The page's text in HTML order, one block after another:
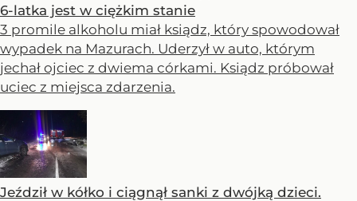
6-latka jest w ciężkim stanie
3 promile alkoholu miał ksiądz, który spowodował
wypadek na Mazurach. Uderzył w auto, którym
jechał ojciec z dwiema córkami. Ksiądz próbował
uciec z miejsca zdarzenia.
Jeździł w kółko i ciągnął sanki z dwójką dzieci.